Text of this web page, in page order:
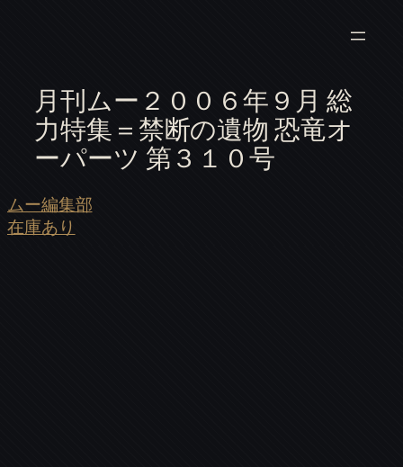
月刊ムー２００６年９月 総
力特集＝禁断の遺物 恐竜オ
ーパーツ 第３１０号
ムー編集部
在庫あり